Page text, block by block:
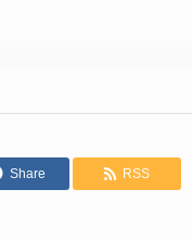
Share RSS